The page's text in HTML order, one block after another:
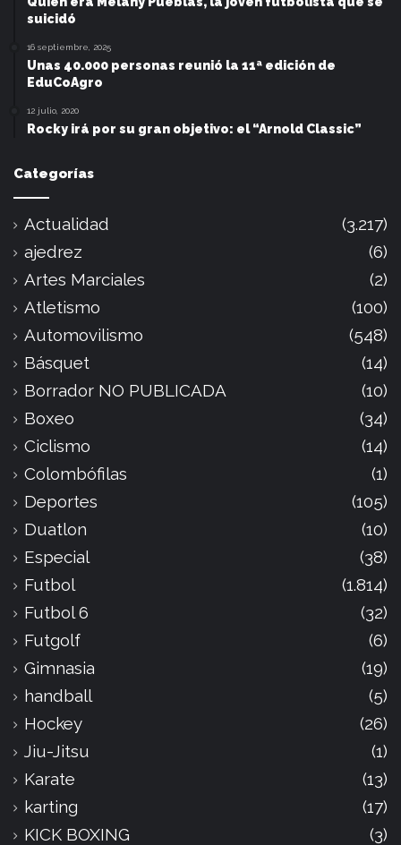
suicidó
16 septiembre, 2025
Unas 40.000 personas reunió la 11ª edición de
EduCoAgro
12 julio, 2020
Rocky irá por su gran objetivo: el “Arnold Classic”
Categorías
Actualidad
(3.217)
ajedrez
(6)
Artes Marciales
(2)
Atletismo
(100)
Automovilismo
(548)
Básquet
(14)
Borrador NO PUBLICADA
(10)
Boxeo
(34)
Ciclismo
(14)
Colombófilas
(1)
Deportes
(105)
Duatlon
(10)
Especial
(38)
Futbol
(1.814)
Futbol 6
(32)
Futgolf
(6)
Gimnasia
(19)
handball
(5)
Hockey
(26)
Jiu-Jitsu
(1)
Karate
(13)
karting
(17)
KICK BOXING
(3)